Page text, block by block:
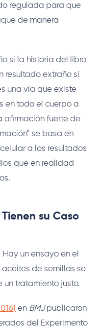
regulada para que
de manera
si la historia del libro
resultado extraño si
una vía que existe
en todo el cuerpo a
afirmación fuerte de
se basa en
a los resultados
que en realidad
su Caso
un ensayo en el
de semillas se
un tratamiento justo.
en BMJpublicaron
del Experimento